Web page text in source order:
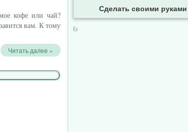
кофе или чай?
вам. К тому
Читать далее »
Сделать своими руками
i>